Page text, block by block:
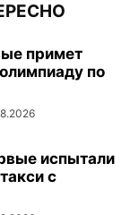
примет
по
испытали
с